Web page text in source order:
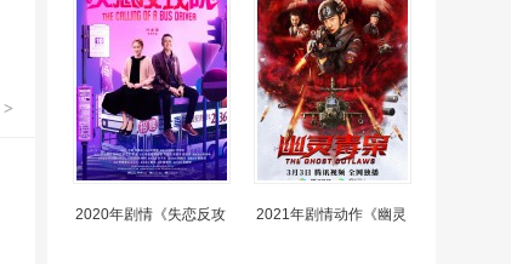
>
2020年剧情《失恋反攻 2021年剧情动作《幽灵